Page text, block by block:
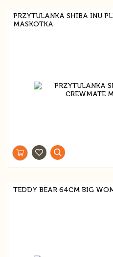
PRZYTULANKA SHIBA INU
MASKOTKA
TEDDY BEAR 64СМ BIG